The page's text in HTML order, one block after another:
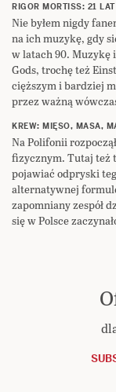
RIGOR MORTISS: 21
Nie byłem nigdy
na ich muzykę, gdy
w latach 90. Muzykę
Gods, trochę też
cięższym i bardziej
przez ważną
KREW: MIĘSO, MASA,
Na Polifonii
fizycznym. Tutaj też
pojawiać odpryski
alternatywnej
zapomniany zespół
się w Polsce